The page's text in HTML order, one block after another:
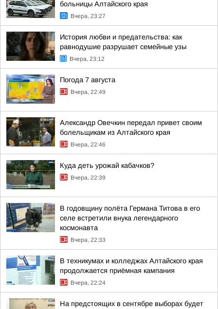
больницы Алтайского края
Вчера, 23:27
История любви и предательства: как
равнодушие разрушает семейные узы
Вчера, 23:12
Погода 7 августа
Вчера, 22:49
Александр Овечкин передал привет своим
болельщикам из Алтайского края
Вчера, 22:46
Куда деть урожай кабачков?
Вчера, 22:39
В годовщину полёта Германа Титова в его
селе встретили внука легендарного
космонавта
Вчера, 22:33
В техникумах и колледжах Алтайского края
продолжается приёмная кампания
Вчера, 22:24
На предстоящих в сентябре выборах будет